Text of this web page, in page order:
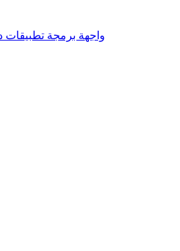
واجهة برمجة تطبيقات